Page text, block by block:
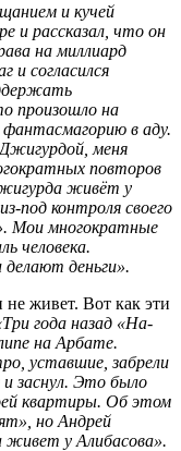
и кучей
и рассказал, что он
на миллиард
и согласился
произошло на
в аду.
меня
повторов
живёт у
под контроля своего
Мои многократные
человека.
деньги».
живет. Вот как эти
года назад «На-
на Арбате.
уставшие, забрели
заснул. Это было
квартиры. Об этом
но Андрей
у Алибасова».